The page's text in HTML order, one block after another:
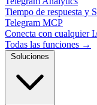
Tiempo de respuesta y
Telegram MCP
Conecta con cualquier
Todas las funciones →
Soluciones